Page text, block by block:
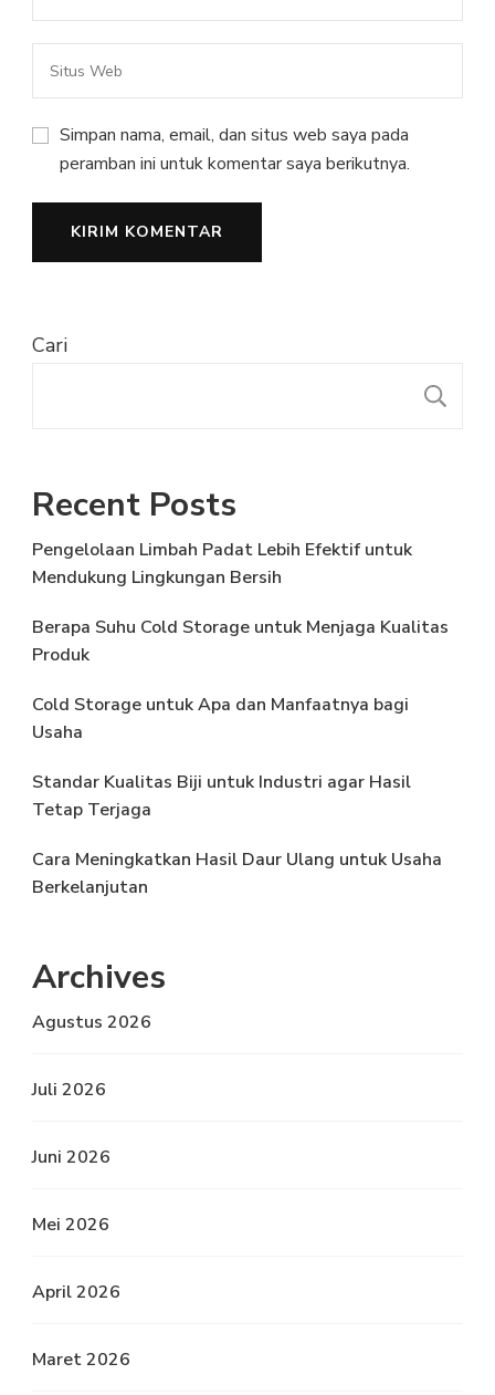
Simpan nama, email, dan situs web saya pada
peramban ini untuk komentar saya berikutnya.
Cari
Recent Posts
Pengelolaan Limbah Padat Lebih Efektif untuk
Mendukung Lingkungan Bersih
Berapa Suhu Cold Storage untuk Menjaga Kualitas
Produk
Cold Storage untuk Apa dan Manfaatnya bagi
Usaha
Standar Kualitas Biji untuk Industri agar Hasil
Tetap Terjaga
Cara Meningkatkan Hasil Daur Ulang untuk Usaha
Berkelanjutan
Archives
Agustus 2026
Juli 2026
Juni 2026
Mei 2026
April 2026
Maret 2026